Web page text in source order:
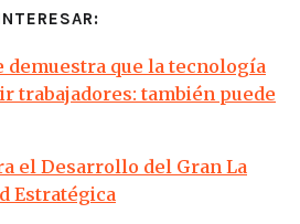
demuestra que la tecnología
trabajadores: también puede
el Desarrollo del Gran La
Estratégica